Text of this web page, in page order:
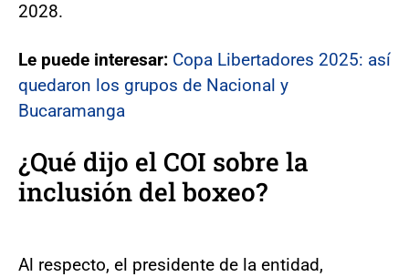
2028.
Le puede interesar: Copa Libertadores 2025: así
quedaron los grupos de Nacional y
Bucaramanga
¿Qué dijo el COI sobre la
inclusión del boxeo?
Al respecto, el presidente de la entidad,